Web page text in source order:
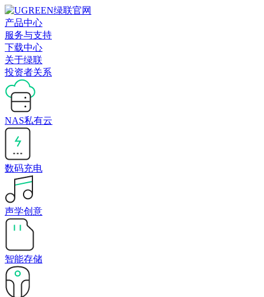
产品中心
服务与支持
下载中心
关于绿联
投资者关系
NAS私有云
数码充电
声学创意
智能存储